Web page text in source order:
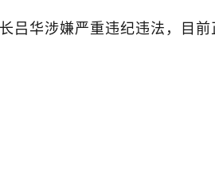
吕华涉嫌严重违纪违法，目